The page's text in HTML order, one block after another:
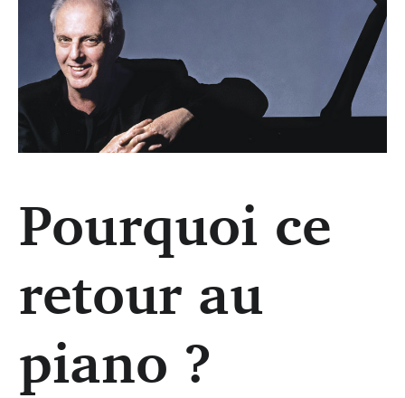
Daniel Barenboïm (Warner)
Pourquoi ce
retour au
piano ?